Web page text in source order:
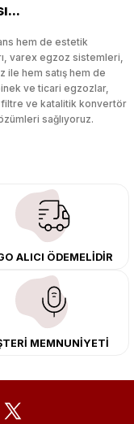
hem de estetik
varex egzoz sistemleri,
hem satış hem de
ve ticari egzozlar,
filtre ve katalitik konvertör
sağlıyoruz.
egzozları ve
aracınızın
İstanbul’daki montaj
her yerine güvenli
katmak için doğru
ALICI ÖDEMELİDİR
MEMNUNİYETİ